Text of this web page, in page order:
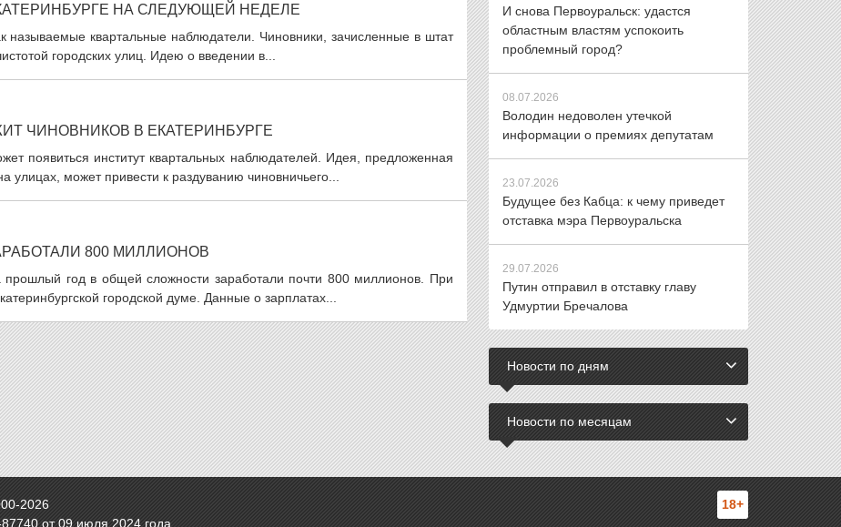
НА СЛЕДУЮЩЕЙ НЕДЕЛЕ
называемые квартальные наблюдатели. Чиновники, зачисленные в штат
городских улиц. Идею о введении в...
ЧИНОВНИКОВ В ЕКАТЕРИНБУРГЕ
появиться институт квартальных наблюдателей. Идея, предложенная
может привести к раздуванию чиновничьего...
800 МИЛЛИОНОВ
прошлый год в общей сложности заработали почти 800 миллионов. При
городской думе. Данные о зарплатах...
И снова Первоуральск: удастся
областным властям успокоить
проблемный город?
08.07.2026
Володин недоволен утечкой
информации о премиях депутатам
23.07.2026
Будущее без Кабца: к чему приведет
отставка мэра Первоуральска
29.07.2026
Путин отправил в отставку главу
Удмуртии Бречалова
Новости по дням
Новости по месяцам
2026
от 09 июля 2024 года.
18+